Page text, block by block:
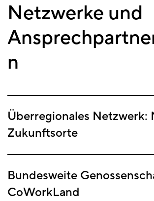
Netzwerke und
n
Überregionales Netzwerk:
Zukunftsorte
Bundesweite
CoWorkLand